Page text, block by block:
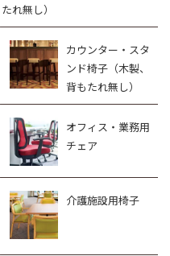
たれ無し）
カウンター・スタ
ンド椅子（木製、
背もたれ無し）
オフィス・業務用
チェア
介護施設用椅子